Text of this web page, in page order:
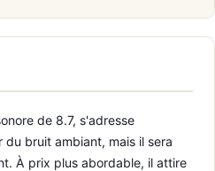
de 8.7, s'adresse
bruit ambiant, mais il sera
À prix plus abordable, il attire